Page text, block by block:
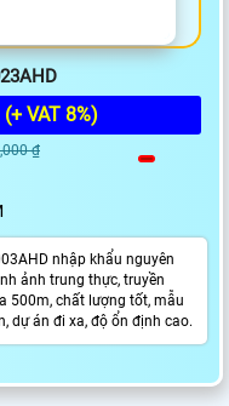
(+ VAT 8%)
₫
nhập khẩu nguyên
ảnh trung thực, truyền
500m, chất lượng tốt, mẫu
dự án đi xa, độ ổn định cao.